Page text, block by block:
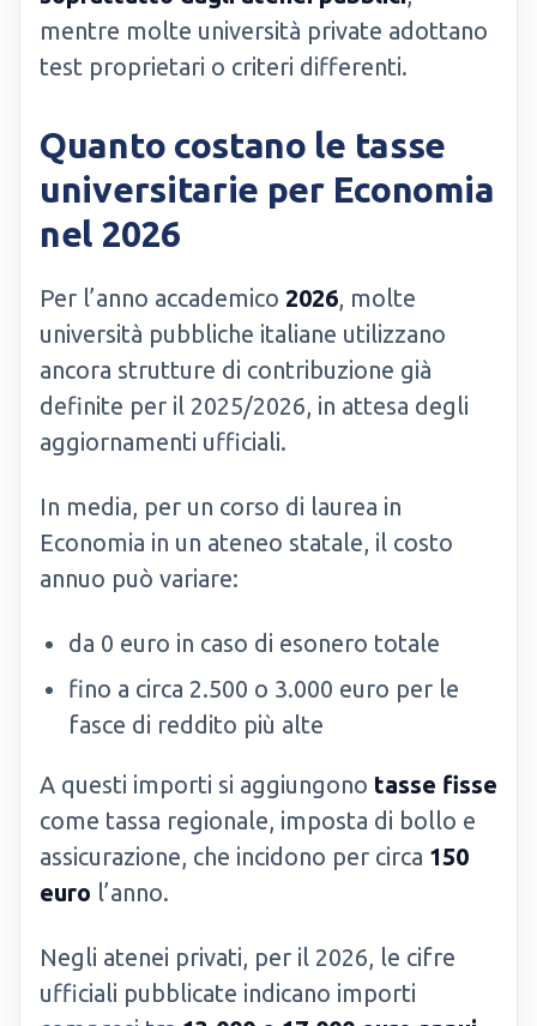
mentre molte università private adottano
test proprietari o criteri differenti.
Quanto costano le tasse
universitarie per Economia
nel 2026
Per l’anno accademico 2026, molte
università pubbliche italiane utilizzano
ancora strutture di contribuzione già
definite per il 2025/2026, in attesa degli
aggiornamenti ufficiali.
In media, per un corso di laurea in
Economia in un ateneo statale, il costo
annuo può variare:
da 0 euro in caso di esonero totale
fino a circa 2.500 o 3.000 euro per le
fasce di reddito più alte
A questi importi si aggiungono tasse fisse
come tassa regionale, imposta di bollo e
assicurazione, che incidono per circa 150
euro l’anno.
Negli atenei privati, per il 2026, le cifre
ufficiali pubblicate indicano importi